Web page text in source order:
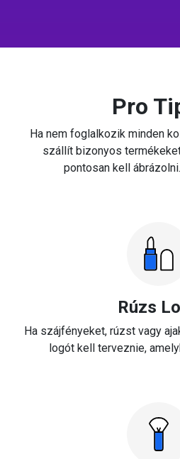
Pro
Ha nem foglalkozik minden
szállít bizonyos
pontosan kell
Rúzs
Ha szájfényeket, rúzst vagy
logót kell terveznie,